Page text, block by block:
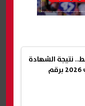
نتيجة الشهادة
الإعدادية الدور الثاني 2026 برقم